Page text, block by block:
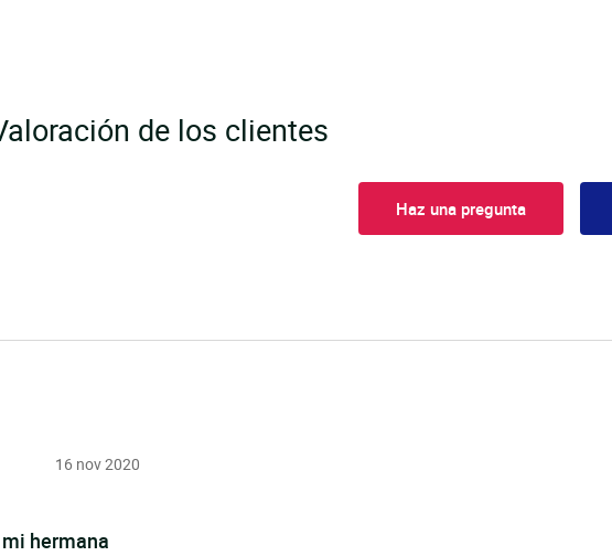
de los clientes
Haz una pregunta
16 nov 2020
hermana